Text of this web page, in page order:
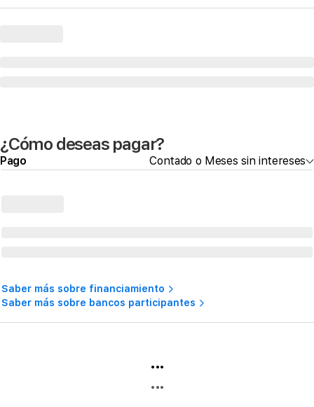
¿Cómo deseas pagar?
Pago Contado o Meses sin intereses
Saber más sobre financiamiento
Saber más sobre bancos participantes
...
...